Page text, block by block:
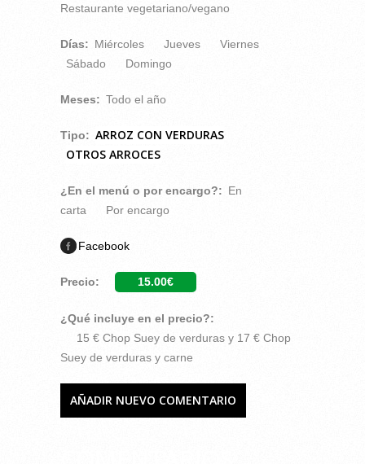
Restaurante vegetariano/vegano
Días: Miércoles Jueves
Viernes
Sábado
Domingo
Meses: Todo el año
Tipo: ARROZ CON VERDURAS
OTROS ARROCES
¿En el menú o por encargo?: En
carta
Por encargo
Facebook
Precio: 15.00€
¿Qué incluye en el precio?:
15 € Chop Suey de verduras y 17 € Chop
Suey de verduras y carne
AÑADIR NUEVO COMENTARIO